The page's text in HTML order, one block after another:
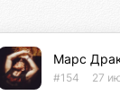
Марс
#154 27